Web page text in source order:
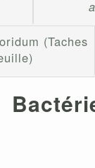
(Taches